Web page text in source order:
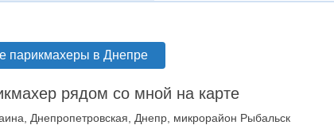
парикмахеры в Днепре
рядом со мной на карте
Днепропетровская, Днепр, микрорайон Рыбальск